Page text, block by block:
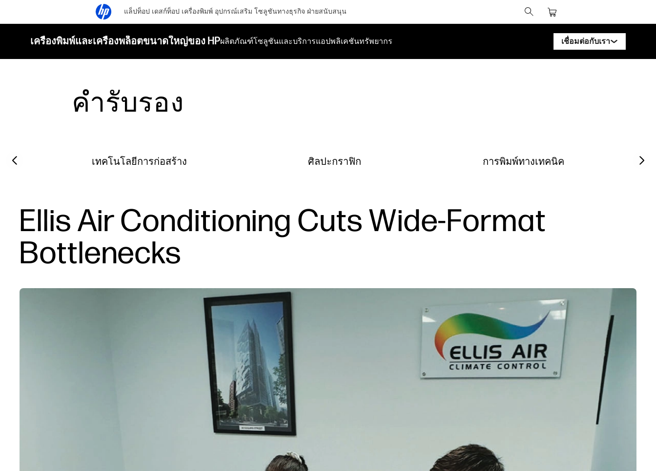
แล็ปท็อป เดสก์ท็อป เครื่องพิมพ์ อุปกรณ์เสริม โซลูชันทางธุรกิจ ฝ่ายสนับสนุน
เครื่องพิมพ์และเครื่องพล็อตขนาดใหญ่ของ HPผลิตภัณฑ์โซลูชันและบริการแอปพลิเคชันทรัพยากร เชื่อมต่อกับเรา
คำรับรอง
Filter category
เทคโนโลยีการก่อสร้าง ศิลปะกราฟิก การพิมพ์ทางเทคนิค
Previous slide Next
Ellis Air Conditioning Cuts Wide-Format
Bottlenecks